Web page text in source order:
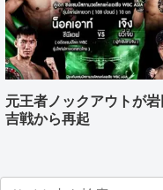
元王者ノックアウトが岩
吉戦から再起